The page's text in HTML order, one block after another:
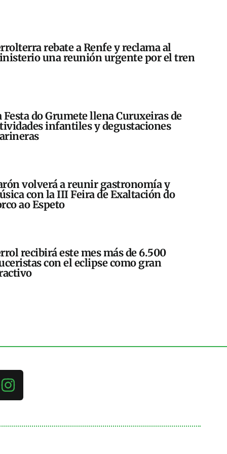
rebate a Renfe y reclama al
una reunión urgente por el tren
Festa do Grumete llena Curuxeiras de
infantiles y degustaciones
volverá a reunir gastronomía y
con la III Feira de Exaltación do
ao Espeto
recibirá este mes más de 6.500
con el eclipse como gran